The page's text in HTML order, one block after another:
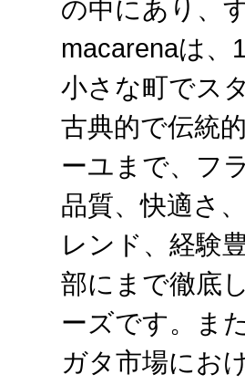
の中にあり、
macarenaは、
小さな町でス
古典的で伝統
ーユまで、フ
品質、快適さ
レンド、経験
部にまで徹底
ーズです。ま
ガタ市場にお